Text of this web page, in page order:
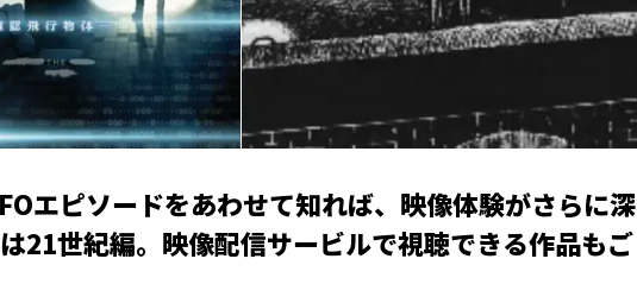
エピソードをあわせて知れば、映像体験がさらに深
21世紀編。映像配信サービルで視聴できる作品もご